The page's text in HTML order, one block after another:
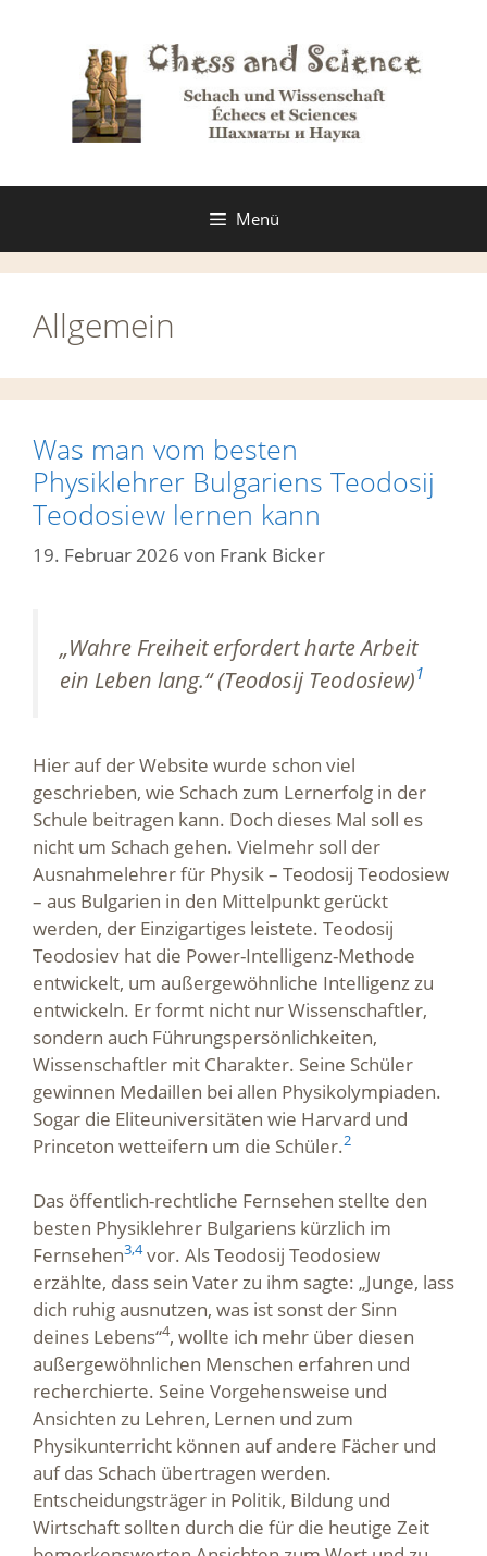
Menü
Allgemein
Was man vom besten
Physiklehrer Bulgariens Teodosij
Teodosiew lernen kann
19. Februar 2026 von Frank Bicker
„Wahre Freiheit erfordert harte Arbeit
ein Leben lang.“ (Teodosij Teodosiew)1
Hier auf der Website wurde schon viel
geschrieben, wie Schach zum Lernerfolg in der
Schule beitragen kann. Doch dieses Mal soll es
nicht um Schach gehen. Vielmehr soll der
Ausnahmelehrer für Physik – Teodosij Teodosiew
– aus Bulgarien in den Mittelpunkt gerückt
werden, der Einzigartiges leistete. Teodosij
Teodosiev hat die Power-Intelligenz-Methode
entwickelt, um außergewöhnliche Intelligenz zu
entwickeln. Er formt nicht nur Wissenschaftler,
sondern auch Führungspersönlichkeiten,
Wissenschaftler mit Charakter. Seine Schüler
gewinnen Medaillen bei allen Physikolympiaden.
Sogar die Eliteuniversitäten wie Harvard und
Princeton wetteifern um die Schüler.2
Das öffentlich-rechtliche Fernsehen stellte den
besten Physiklehrer Bulgariens kürzlich im
Fernsehen3,4vor. Als Teodosij Teodosiew
erzählte, dass sein Vater zu ihm sagte: „Junge, lass
dich ruhig ausnutzen, was ist sonst der Sinn
deines Lebens“4, wollte ich mehr über diesen
außergewöhnlichen Menschen erfahren und
recherchierte. Seine Vorgehensweise und
Ansichten zu Lehren, Lernen und zum
Physikunterricht können auf andere Fächer und
auf das Schach übertragen werden.
Entscheidungsträger in Politik, Bildung und
Wirtschaft sollten durch die für die heutige Zeit